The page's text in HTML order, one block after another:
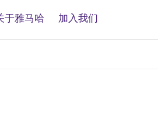
于雅马哈 加入我们